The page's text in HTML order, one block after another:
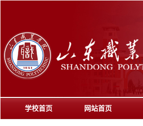
学校首页 网站首页